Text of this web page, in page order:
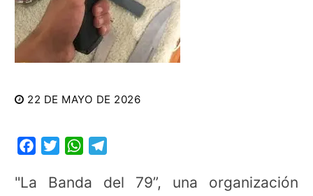
22 DE MAYO DE 2026
FacebookTwitterWhatsApp
"La Banda del 79”, una organización